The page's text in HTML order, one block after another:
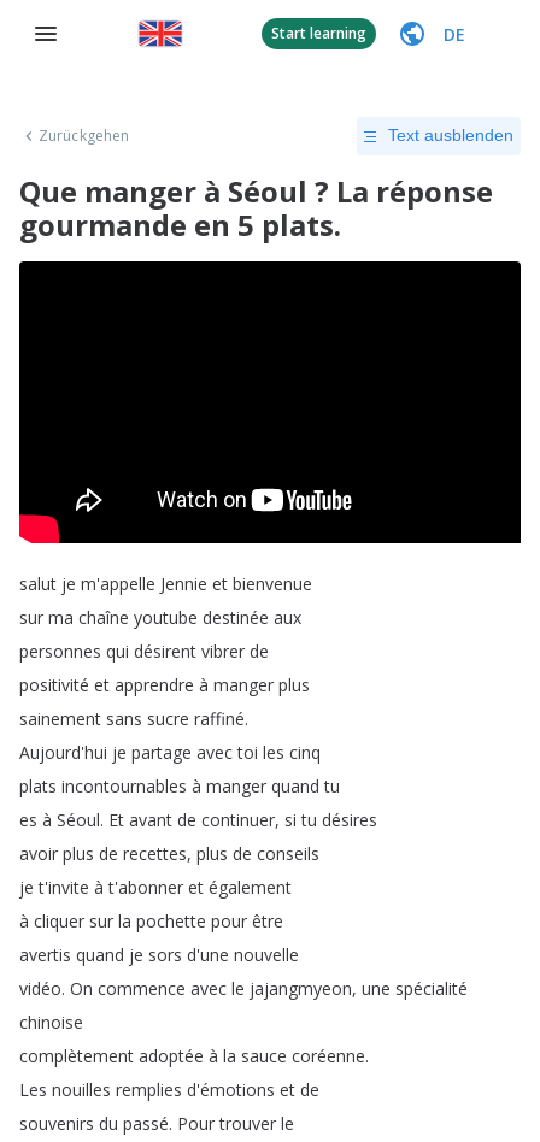
Start learning DE
Zurückgehen Text ausblenden
Que manger à Séoul ? La réponse
gourmande en 5 plats.
salut je m'appelle Jennie et bienvenue
sur ma chaîne youtube destinée aux
personnes qui désirent vibrer de
positivité et apprendre à manger plus
sainement sans sucre raffiné.
Aujourd'hui je partage avec toi les cinq
plats incontournables à manger quand tu
es à Séoul. Et avant de continuer, si tu désires
avoir plus de recettes, plus de conseils
je t'invite à t'abonner et également
à cliquer sur la pochette pour être
avertis quand je sors d'une nouvelle
vidéo. On commence avec le jajangmyeon, une spécialité
chinoise
complètement adoptée à la sauce coréenne.
Les nouilles remplies d'émotions et de
souvenirs du passé. Pour trouver le